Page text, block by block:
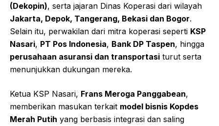
(Dekopin), serta jajaran Dinas Koperasi dari wilayah
Jakarta, Depok, Tangerang, Bekasi dan Bogor.
Selain itu, perwakilan dari mitra koperasi seperti KSP
Nasari, PT Pos Indonesia, Bank DP Taspen, hingga
perusahaan asuransi dan transportasi turut serta
menunjukkan dukungan mereka.
Ketua KSP Nasari, Frans Meroga Panggabean,
memberikan masukan terkait model bisnis Kopdes
Merah Putih yang berbasis integrasi dan saling